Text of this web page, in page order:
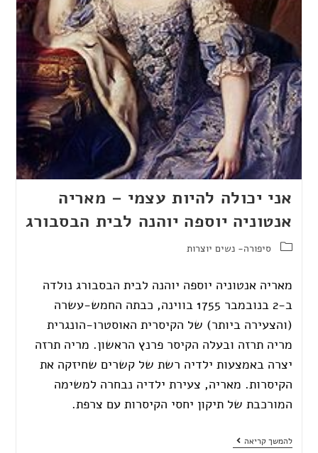
אני יכולה להיות עצמי – מאריה
אנטוניה יוספה יוהנה לבית הבסבורג
סיפורה- נשים יוצרות
מאריה אנטוניה יוספה יוהנה לבית הבסבורג נולדה
ב-2 בנובמבר 1755 בווינה, כבתה החמש-עשרה
(והצעירה ביותר) של הקיסרית האוסטרו-הונגרית
מריה תרזה ובעלה הקיסר פרנץ הראשון. מריה תרזה
יצרה באמצעות ילדיה רשת של קשרים שחיזקה את
הקיסרות. מאריה, צעירת ילדיה נבחרה למשימה
המורכבת של תיקון יחסי הקיסרות עם צרפת.
להמשך קריאה